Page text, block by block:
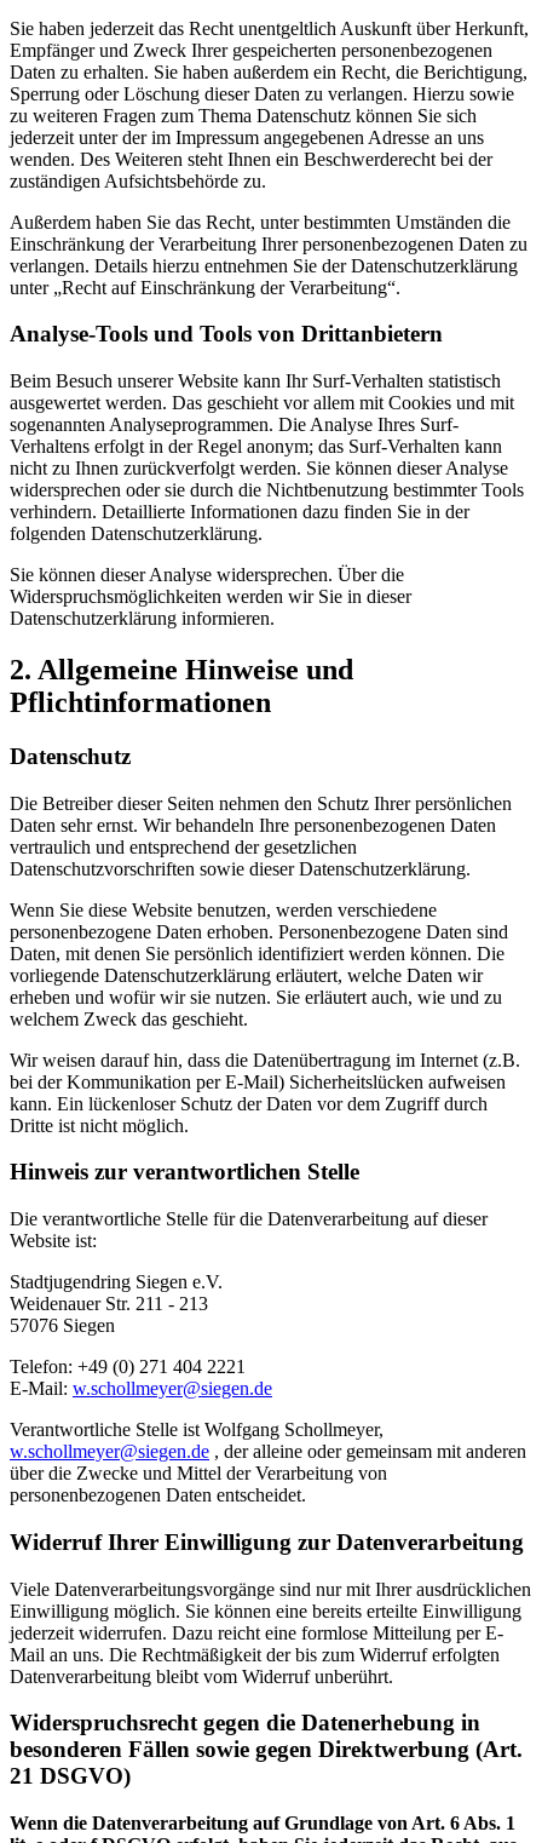
Sie haben jederzeit das Recht unentgeltlich Auskunft über Herkunft,
Empfänger und Zweck Ihrer gespeicherten personenbezogenen
Daten zu erhalten. Sie haben außerdem ein Recht, die Berichtigung,
Sperrung oder Löschung dieser Daten zu verlangen. Hierzu sowie
zu weiteren Fragen zum Thema Datenschutz können Sie sich
jederzeit unter der im Impressum angegebenen Adresse an uns
wenden. Des Weiteren steht Ihnen ein Beschwerderecht bei der
zuständigen Aufsichtsbehörde zu.
Außerdem haben Sie das Recht, unter bestimmten Umständen die
Einschränkung der Verarbeitung Ihrer personenbezogenen Daten zu
verlangen. Details hierzu entnehmen Sie der Datenschutzerklärung
unter „Recht auf Einschränkung der Verarbeitung“.
Analyse-Tools und Tools von Drittanbietern
Beim Besuch unserer Website kann Ihr Surf-Verhalten statistisch
ausgewertet werden. Das geschieht vor allem mit Cookies und mit
sogenannten Analyseprogrammen. Die Analyse Ihres Surf-
Verhaltens erfolgt in der Regel anonym; das Surf-Verhalten kann
nicht zu Ihnen zurückverfolgt werden. Sie können dieser Analyse
widersprechen oder sie durch die Nichtbenutzung bestimmter Tools
verhindern. Detaillierte Informationen dazu finden Sie in der
folgenden Datenschutzerklärung.
Sie können dieser Analyse widersprechen. Über die
Widerspruchsmöglichkeiten werden wir Sie in dieser
Datenschutzerklärung informieren.
2. Allgemeine Hinweise und
Pflichtinformationen
Datenschutz
Die Betreiber dieser Seiten nehmen den Schutz Ihrer persönlichen
Daten sehr ernst. Wir behandeln Ihre personenbezogenen Daten
vertraulich und entsprechend der gesetzlichen
Datenschutzvorschriften sowie dieser Datenschutzerklärung.
Wenn Sie diese Website benutzen, werden verschiedene
personenbezogene Daten erhoben. Personenbezogene Daten sind
Daten, mit denen Sie persönlich identifiziert werden können. Die
vorliegende Datenschutzerklärung erläutert, welche Daten wir
erheben und wofür wir sie nutzen. Sie erläutert auch, wie und zu
welchem Zweck das geschieht.
Wir weisen darauf hin, dass die Datenübertragung im Internet (z.B.
bei der Kommunikation per E-Mail) Sicherheitslücken aufweisen
kann. Ein lückenloser Schutz der Daten vor dem Zugriff durch
Dritte ist nicht möglich.
Hinweis zur verantwortlichen Stelle
Die verantwortliche Stelle für die Datenverarbeitung auf dieser
Website ist:
Stadtjugendring Siegen e.V.
Weidenauer Str. 211 - 213
57076 Siegen
Telefon: +49 (0) 271 404 2221
E-Mail: w.schollmeyer@siegen.de
Verantwortliche Stelle ist Wolfgang Schollmeyer,
w.schollmeyer@siegen.de , der alleine oder gemeinsam mit anderen
über die Zwecke und Mittel der Verarbeitung von
personenbezogenen Daten entscheidet.
Widerruf Ihrer Einwilligung zur Datenverarbeitung
Viele Datenverarbeitungsvorgänge sind nur mit Ihrer ausdrücklichen
Einwilligung möglich. Sie können eine bereits erteilte Einwilligung
jederzeit widerrufen. Dazu reicht eine formlose Mitteilung per E-
Mail an uns. Die Rechtmäßigkeit der bis zum Widerruf erfolgten
Datenverarbeitung bleibt vom Widerruf unberührt.
Widerspruchsrecht gegen die Datenerhebung in
besonderen Fällen sowie gegen Direktwerbung (Art.
21 DSGVO)
Wenn die Datenverarbeitung auf Grundlage von Art. 6 Abs. 1